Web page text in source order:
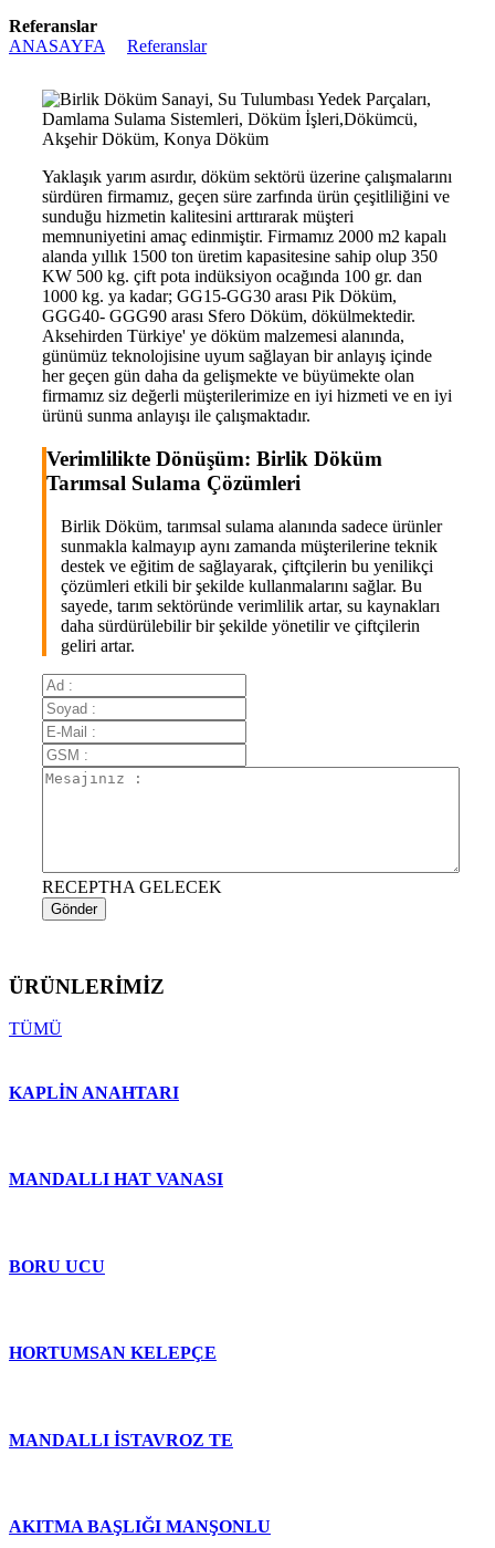
Referanslar
ANASAYFA
Referanslar
Yaklaşık yarım asırdır, döküm sektörü üzerine çalışmalarını
sürdüren firmamız, geçen süre zarfında ürün çeşitliliğini ve
sunduğu hizmetin kalitesini arttırarak müşteri
memnuniyetini amaç edinmiştir. Firmamız 2000 m2 kapalı
alanda yıllık 1500 ton üretim kapasitesine sahip olup 350
KW 500 kg. çift pota indüksiyon ocağında 100 gr. dan
1000 kg. ya kadar; GG15-GG30 arası Pik Döküm,
GGG40- GGG90 arası Sfero Döküm, dökülmektedir.
Aksehirden Türkiye' ye döküm malzemesi alanında,
günümüz teknolojisine uyum sağlayan bir anlayış içinde
her geçen gün daha da gelişmekte ve büyümekte olan
firmamız siz değerli müşterilerimize en iyi hizmeti ve en iyi
ürünü sunma anlayışı ile çalışmaktadır.
Verimlilikte Dönüşüm: Birlik Döküm
Tarımsal Sulama Çözümleri
Birlik Döküm, tarımsal sulama alanında sadece ürünler
sunmakla kalmayıp aynı zamanda müşterilerine teknik
destek ve eğitim de sağlayarak, çiftçilerin bu yenilikçi
çözümleri etkili bir şekilde kullanmalarını sağlar. Bu
sayede, tarım sektöründe verimlilik artar, su kaynakları
daha sürdürülebilir bir şekilde yönetilir ve çiftçilerin
geliri artar.
RECEPTHA GELECEK
Gönder
ÜRÜNLERİMİZ
TÜMÜ
KAPLİN ANAHTARI
MANDALLI HAT VANASI
BORU UCU
HORTUMSAN KELEPÇE
MANDALLI İSTAVROZ TE
AKITMA BAŞLIĞI MANŞONLU